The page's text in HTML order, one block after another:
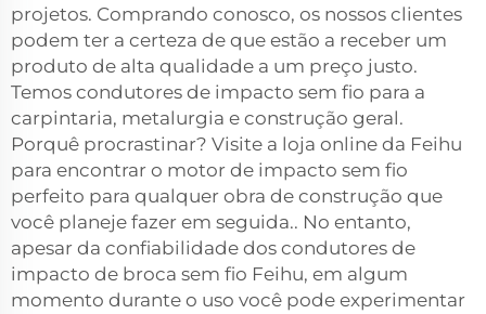
projetos. Comprando conosco, os nossos clientes
podem ter a certeza de que estão a receber um
produto de alta qualidade a um preço justo.
Temos condutores de impacto sem fio para a
carpintaria, metalurgia e construção geral.
Porquê procrastinar? Visite a loja online da Feihu
para encontrar o motor de impacto sem fio
perfeito para qualquer obra de construção que
você planeje fazer em seguida.. No entanto,
apesar da confiabilidade dos condutores de
impacto de broca sem fio Feihu, em algum
momento durante o uso você pode experimentar